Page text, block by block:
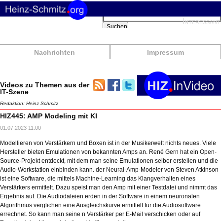
Nachrichten Impressum
Suchbegriffe
Suchen
Videos zu Themen aus der
IT-Szene
Redaktion: Heinz Schmitz
HIZ445: AMP Modeling mit KI
01.07.2023 11:00
Modellieren von Verstärkern und Boxen ist in der Musikerwelt nichts neues. Viele
Hersteller bieten Emulationen von bekannten Amps an. René Gern hat ein Open-
Source-Projekt entdeckt, mit dem man seine Emulationen selber erstellen und die
Audio-Workstation einbinden kann. der Neural-Amp-Modeler von Steven Atkinson
ist eine Software, die mittels Machine-Learning das Klangverhalten eines
Verstärkers ermittelt. Dazu speist man den Amp mit einer Testdatei und nimmt das
Ergebnis auf. Die Audiodateien erden in der Software in einem neuronalen
Algorithmus verglichen eine Ausgleichskurve ermittelt für die Audiosoftware
errechnet. So kann man seine n Verstärker per E-Mail verschicken oder auf